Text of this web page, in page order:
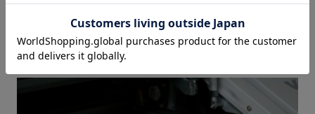
maintaining its original quality. Since no finishing materials are
used, powder and other substances do not adhere to the
surface, and even the finest nuances can be expressed clearly.